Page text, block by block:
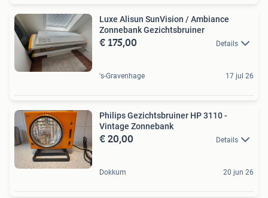
Luxe Alisun SunVision / Ambiance
Zonnebank Gezichtsbruiner
€ 175,00 Details
's-Gravenhage 17 jul 26
Philips Gezichtsbruiner HP 3110 -
Vintage Zonnebank
€ 20,00 Details
Dokkum 20 jun 26